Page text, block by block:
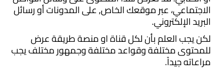
الاجتماعي، عبر موقعك الخاص, على المدونات أو رسائل
البريد الإلكتروني.
لكن يجب العلم بأن لكل قناة او منصة طريقة عرض
للمحتوى مختلفة وقواعد مختلفة وجمهور مختلف يجب
مراعاته جيداً.